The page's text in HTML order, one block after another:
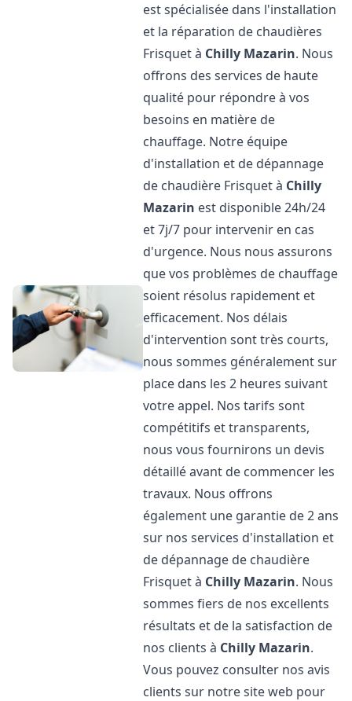
est spécialisée dans l'installation
et la réparation de chaudières
Frisquet à Chilly Mazarin. Nous
offrons des services de haute
qualité pour répondre à vos
besoins en matière de
chauffage. Notre équipe
d'installation et de dépannage
de chaudière Frisquet à Chilly
Mazarin est disponible 24h/24
et 7j/7 pour intervenir en cas
d'urgence. Nous nous assurons
que vos problèmes de chauffage
soient résolus rapidement et
efficacement. Nos délais
d'intervention sont très courts,
nous sommes généralement sur
place dans les 2 heures suivant
votre appel. Nos tarifs sont
compétitifs et transparents,
nous vous fournirons un devis
détaillé avant de commencer les
travaux. Nous offrons
également une garantie de 2 ans
sur nos services d'installation et
de dépannage de chaudière
Frisquet à Chilly Mazarin. Nous
sommes fiers de nos excellents
résultats et de la satisfaction de
nos clients à Chilly Mazarin.
Vous pouvez consulter nos avis
clients sur notre site web pour